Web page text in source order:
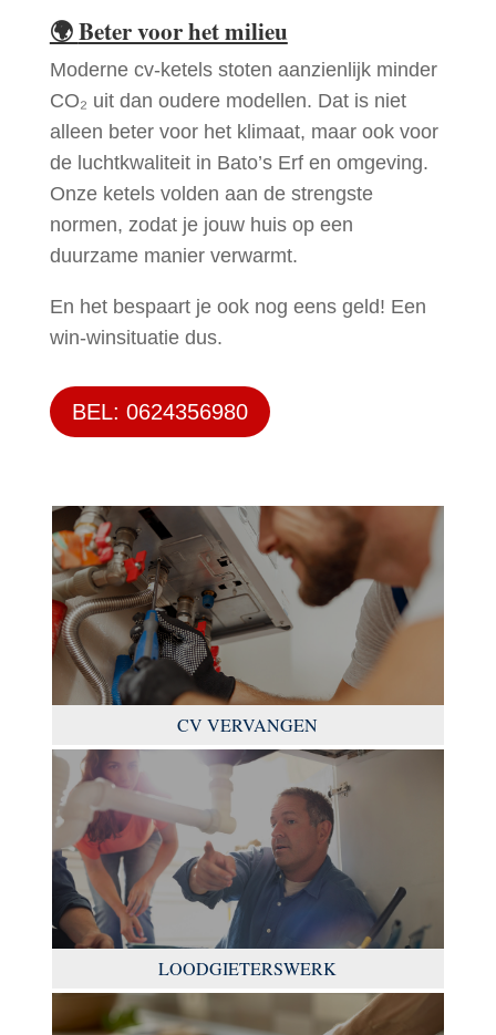
🌍Beter voor het milieu
Moderne cv-ketels stoten aanzienlijk minder
CO₂ uit dan oudere modellen. Dat is niet
alleen beter voor het klimaat, maar ook voor
de luchtkwaliteit in Bato’s Erf en omgeving.
Onze ketels volden aan de strengste
normen, zodat je jouw huis op een
duurzame manier verwarmt.
En het bespaart je ook nog eens geld! Een
win-winsituatie dus.
BEL: 0624356980
CV VERVANGEN
LOODGIETERSWERK